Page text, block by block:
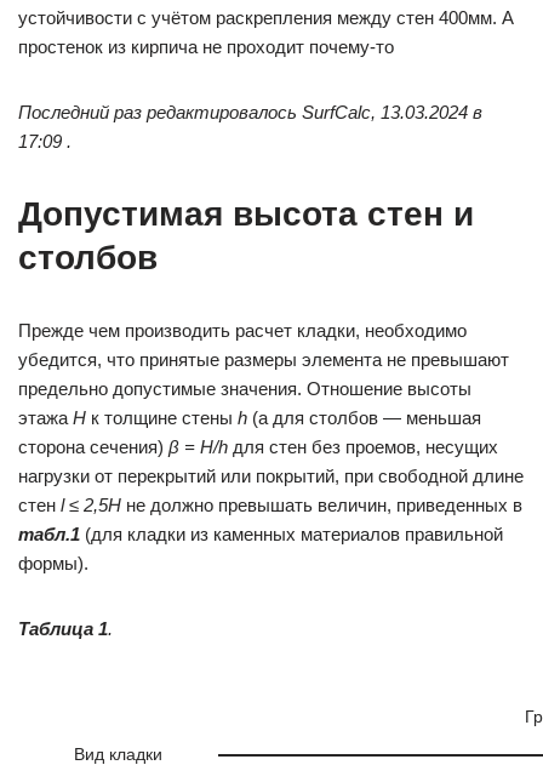
устойчивости с учётом раскрепления между стен 400мм. А
простенок из кирпича не проходит почему-то
Последний раз редактировалось SurfCalc, 13.03.2024 в
17:09 .
Допустимая высота стен и
столбов
Прежде чем производить расчет кладки, необходимо
убедится, что принятые размеры элемента не превышают
предельно допустимые значения. Отношение высоты
этажа Н к толщине стены h (а для столбов — меньшая
сторона сечения) β = H/h для стен без проемов, несущих
нагрузки от перекрытий или покрытий, при свободной длине
стен l ≤ 2,5H не должно превышать величин, приведенных в
табл.1 (для кладки из каменных материалов правильной
формы).
Таблица 1.
Вид кладки